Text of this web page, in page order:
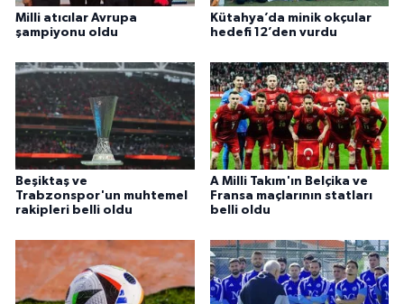
Milli atıcılar Avrupa
şampiyonu oldu
Kütahya’da minik okçular
hedefi 12’den vurdu
Beşiktaş ve
Trabzonspor'un muhtemel
rakipleri belli oldu
A Milli Takım'ın Belçika ve
Fransa maçlarının statları
belli oldu